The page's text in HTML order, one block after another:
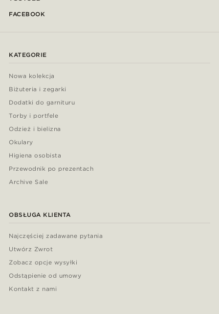
FACEBOOK
KATEGORIE
Nowa kolekcja
Biżuteria i zegarki
Dodatki do garnituru
Torby i portfele
Odzież i bielizna
Okulary
Higiena osobista
Przewodnik po prezentach
Archive Sale
OBSŁUGA KLIENTA
Najczęściej zadawane pytania
Utwórz Zwrot
Zobacz opcje wysyłki
Odstąpienie od umowy
Kontakt z nami